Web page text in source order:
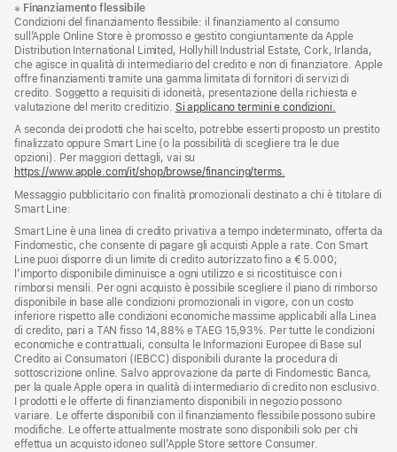
di
pagina
a
piè
di
pagina
※ Finanziamento flessibile
Condizioni del finanziamento flessibile: il finanziamento al consumo
sull’Apple Online Store è promosso e gestito congiuntamente da Apple
Distribution International Limited, Hollyhill Industrial Estate, Cork, Irlanda,
che agisce in qualità di intermediario del credito e non di finanziatore. Apple
offre finanziamenti tramite una gamma limitata di fornitori di servizi di
credito. Soggetto a requisiti di idoneità, presentazione della richiesta e
valutazione del merito creditizio. Si applicano termini e condizioni.
A seconda dei prodotti che hai scelto, potrebbe esserti proposto un prestito
finalizzato oppure Smart Line (o la possibilità di scegliere tra le due
opzioni). Per maggiori dettagli, vai su
https://www.apple.com/it/shop/browse/financing/terms.
Messaggio pubblicitario con finalità promozionali destinato a chi è titolare di
Smart Line:
Smart Line è una linea di credito privativa a tempo indeterminato, offerta da
Findomestic, che consente di pagare gli acquisti Apple a rate. Con Smart
Line puoi disporre di un limite di credito autorizzato fino a € 5.000;
l’importo disponibile diminuisce a ogni utilizzo e si ricostituisce con i
rimborsi mensili. Per ogni acquisto è possibile scegliere il piano di rimborso
disponibile in base alle condizioni promozionali in vigore, con un costo
inferiore rispetto alle condizioni economiche massime applicabili alla Linea
di credito, pari a TAN fisso 14,88% e TAEG 15,93%. Per tutte le condizioni
economiche e contrattuali, consulta le Informazioni Europee di Base sul
Credito ai Consumatori (IEBCC) disponibili durante la procedura di
sottoscrizione online. Salvo approvazione da parte di Findomestic Banca,
per la quale Apple opera in qualità di intermediario di credito non esclusivo.
I prodotti e le offerte di finanziamento disponibili in negozio possono
variare. Le offerte disponibili con il finanziamento flessibile possono subire
modifiche. Le offerte attualmente mostrate sono disponibili solo per chi
effettua un acquisto idoneo sull’Apple Store settore Consumer.